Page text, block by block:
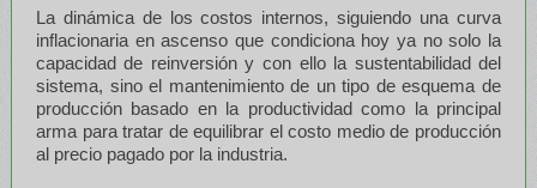
La dinámica de los costos internos, siguiendo una curva
inflacionaria en ascenso que condiciona hoy ya no solo la
capacidad de reinversión y con ello la sustentabilidad del
sistema, sino el mantenimiento de un tipo de esquema de
producción basado en la productividad como la principal
arma para tratar de equilibrar el costo medio de producción
al precio pagado por la industria.